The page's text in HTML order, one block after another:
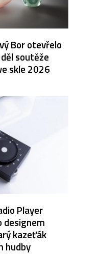
Bor otevřelo
soutěže
skle 2026
Player
designem
kazeťák
hudby